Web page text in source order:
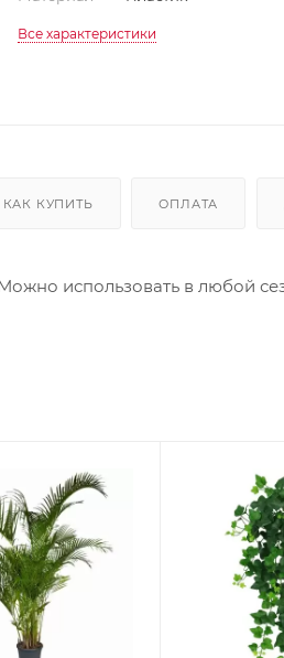
Все характеристики
КАК КУПИТЬ ОПЛАТА
использовать в любой